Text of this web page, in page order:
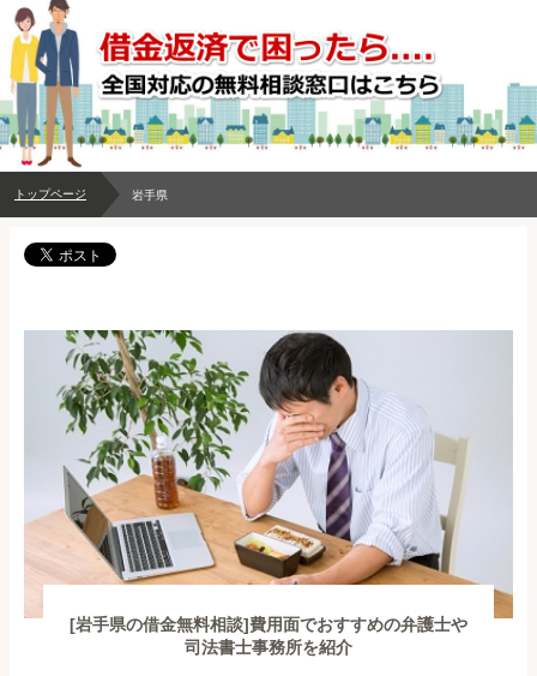
トップページ 岩手県
[岩手県の借金無料相談]費用面でおすすめの弁護士や
司法書士事務所を紹介